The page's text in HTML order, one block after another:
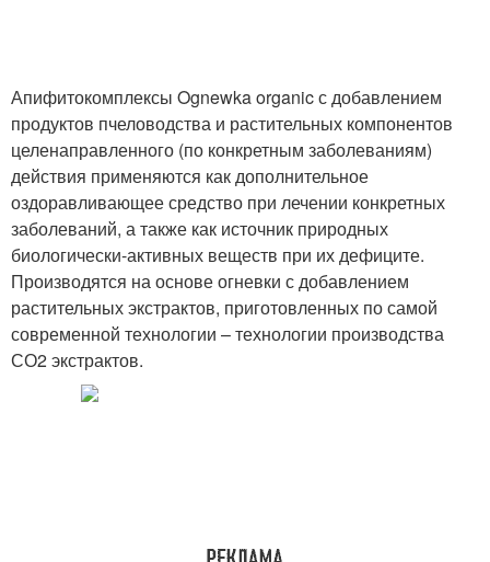
Апифитокомплексы Ognewka organic с добавлением
продуктов пчеловодства и растительных компонентов
целенаправленного (по конкретным заболеваниям)
действия применяются как дополнительное
оздоравливающее средство при лечении конкретных
заболеваний, а также как источник природных
биологически-активных веществ при их дефиците.
Производятся на основе огневки с добавлением
растительных экстрактов, приготовленных по самой
современной технологии – технологии производства
СО2 экстрактов.